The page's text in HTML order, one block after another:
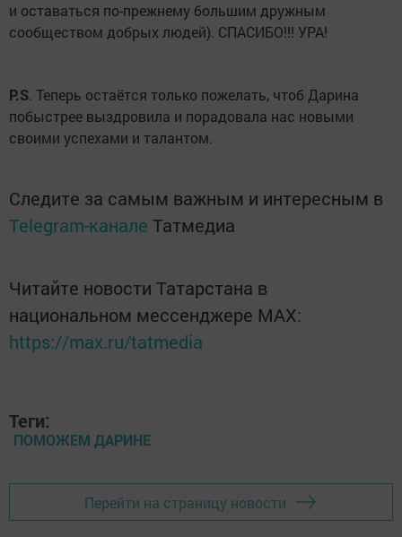
и оставаться по-прежнему большим дружным
сообществом добрых людей). СПАСИБО!!! УРА!
P.S. Теперь остаётся только пожелать, чтоб Дарина
побыстрее выздровила и порадовала нас новыми
своими успехами и талантом.
Следите за самым важным и интересным в
Telegram-канале Татмедиа
Читайте новости Татарстана в
национальном мессенджере MАХ:
https://max.ru/tatmedia
Теги:
ПОМОЖЕМ ДАРИНЕ
Перейти на страницу новости